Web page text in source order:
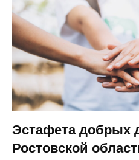
Эстафета добрых
Ростовской